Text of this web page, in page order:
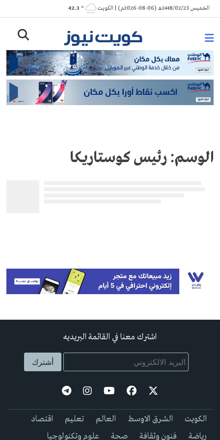
Skip
to
الخميس 1448/02/23هـ (06-08-2026م) | الكويت ° 42.3
الوسم:رئيس كوستاريكا
اشترك معنا في القائمة البريديه
الكويت الشرق الاوسط العالم تعليم
اقتصاد
رياضة
فنون وثقافة صحة علوم وتكنولوجيا